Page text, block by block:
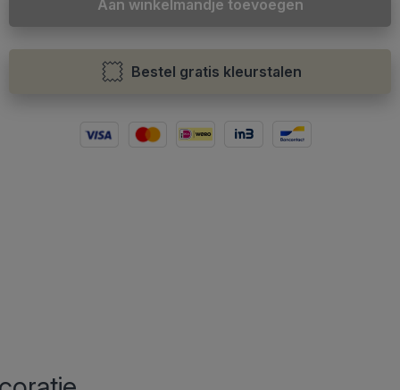
Aan winkelmandje toevoegen
Bestel gratis kleurstalen